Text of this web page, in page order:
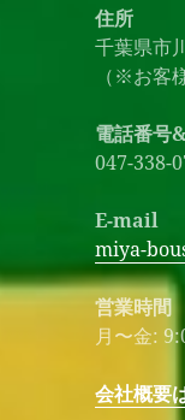
住所
千葉県市
（※お客
電話番号
047-338-
E-mail
miya-
営業時間
月〜金:
会社概要